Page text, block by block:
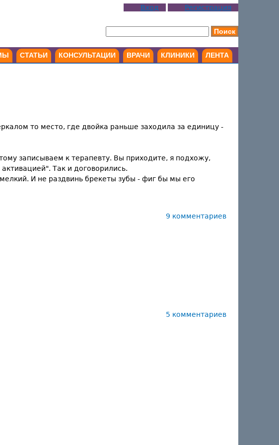
Вход Регистрация
СТАТЬИ КОНСУЛЬТАЦИИ ВРАЧИ КЛИНИКИ ЛЕНТА
то место, где двойка раньше заходила за единицу -
записываем к терапевту. Вы приходите, я подхожу,
Так и договорились.
И не раздвинь брекеты зубы - фиг бы мы его
9 комментариев
5 комментариев